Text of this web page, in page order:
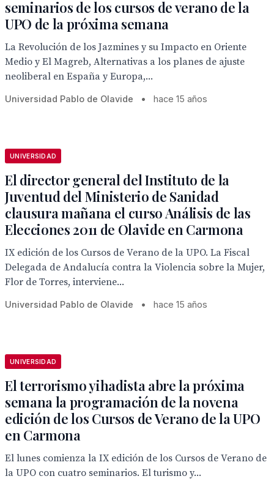
seminarios de los cursos de verano de la
UPO de la próxima semana
La Revolución de los Jazmines y su Impacto en Oriente
Medio y El Magreb, Alternativas a los planes de ajuste
neoliberal en España y Europa,...
Universidad Pablo de Olavide • hace 15 años
UNIVERSIDAD
El director general del Instituto de la
Juventud del Ministerio de Sanidad
clausura mañana el curso Análisis de las
Elecciones 2011 de Olavide en Carmona
IX edición de los Cursos de Verano de la UPO. La Fiscal
Delegada de Andalucía contra la Violencia sobre la Mujer,
Flor de Torres, interviene...
Universidad Pablo de Olavide • hace 15 años
UNIVERSIDAD
El terrorismo yihadista abre la próxima
semana la programación de la novena
edición de los Cursos de Verano de la UPO
en Carmona
El lunes comienza la IX edición de los Cursos de Verano de
la UPO con cuatro seminarios. El turismo y...